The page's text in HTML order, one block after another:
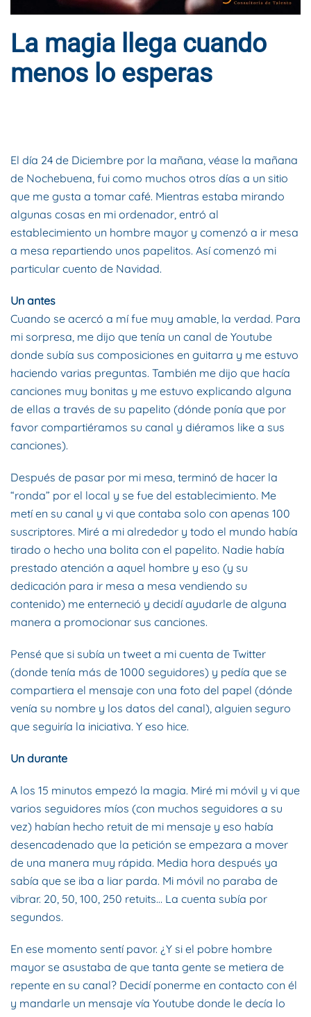
La magia llega cuando
menos lo esperas
El día 24 de Diciembre por la mañana, véase la mañana
de Nochebuena, fui como muchos otros días a un sitio
que me gusta a tomar café. Mientras estaba mirando
algunas cosas en mi ordenador, entró al
establecimiento un hombre mayor y comenzó a ir mesa
a mesa repartiendo unos papelitos. Así comenzó mi
particular cuento de Navidad.
Un antes
Cuando se acercó a mí fue muy amable, la verdad. Para
mi sorpresa, me dijo que tenía un canal de Youtube
donde subía sus composiciones en guitarra y me estuvo
haciendo varias preguntas. También me dijo que hacía
canciones muy bonitas y me estuvo explicando alguna
de ellas a través de su papelito (dónde ponía que por
favor compartiéramos su canal y diéramos like a sus
canciones).
Después de pasar por mi mesa, terminó de hacer la
“ronda” por el local y se fue del establecimiento. Me
metí en su canal y vi que contaba solo con apenas 100
suscriptores. Miré a mi alrededor y todo el mundo había
tirado o hecho una bolita con el papelito. Nadie había
prestado atención a aquel hombre y eso (y su
dedicación para ir mesa a mesa vendiendo su
contenido) me enterneció y decidí ayudarle de alguna
manera a promocionar sus canciones.
Pensé que si subía un tweet a mi cuenta de Twitter
(donde tenía más de 1000 seguidores) y pedía que se
compartiera el mensaje con una foto del papel (dónde
venía su nombre y los datos del canal), alguien seguro
que seguiría la iniciativa. Y eso hice.
Un durante
A los 15 minutos empezó la magia. Miré mi móvil y vi que
varios seguidores míos (con muchos seguidores a su
vez) habían hecho retuit de mi mensaje y eso había
desencadenado que la petición se empezara a mover
de una manera muy rápida. Media hora después ya
sabía que se iba a liar parda. Mi móvil no paraba de
vibrar. 20, 50, 100, 250 retuits… La cuenta subía por
segundos.
En ese momento sentí pavor. ¿Y si el pobre hombre
mayor se asustaba de que tanta gente se metiera de
repente en su canal? Decidí ponerme en contacto con él
y mandarle un mensaje vía Youtube donde le decía lo